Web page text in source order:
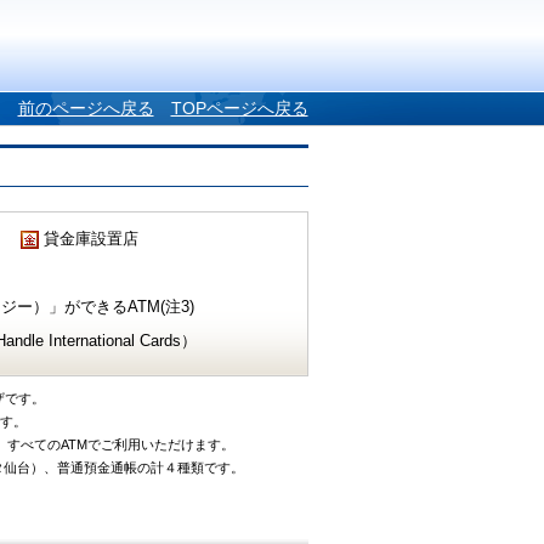
前のページへ戻る TOPページへ戻る
貸金庫設置店
ー）」ができるATM(注3)
International Cards）
す。
。
べてのATMでご利用いただけます。
台）、普通預金通帳の計４種類です。